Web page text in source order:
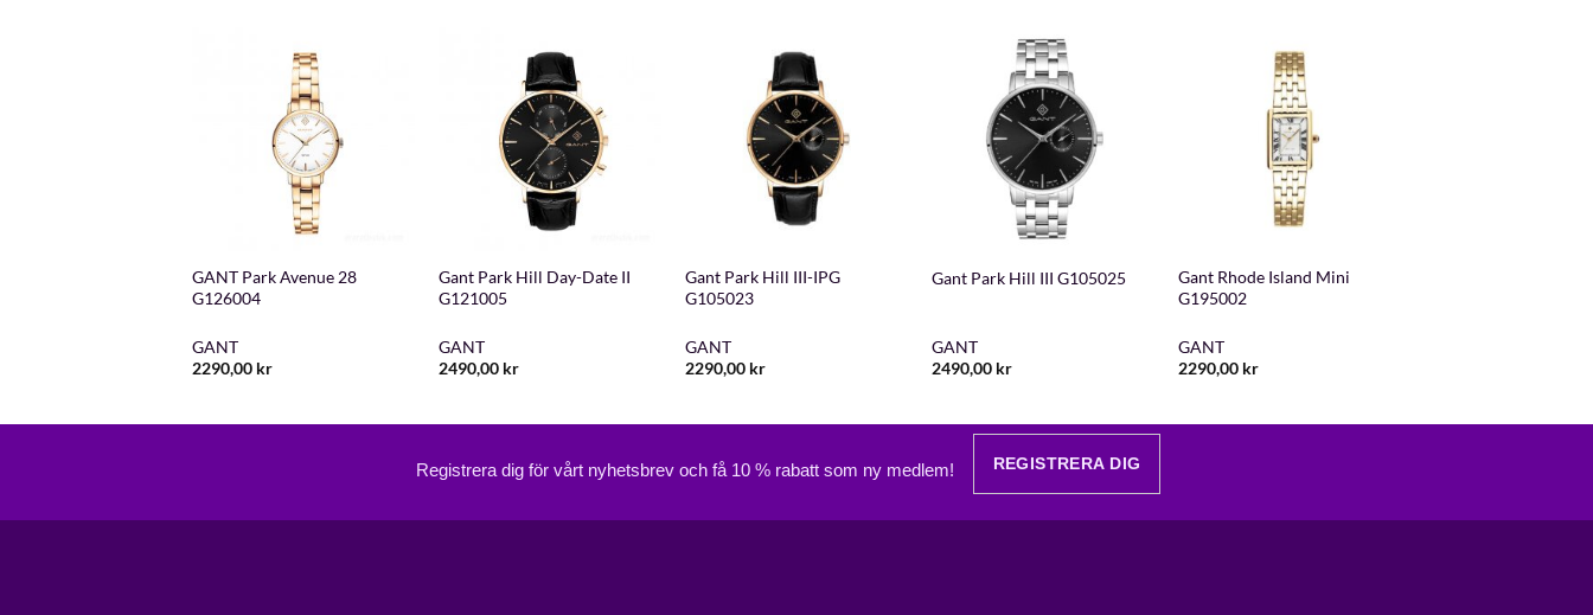
GANT Park Avenue 28
G126004
GANT
2290,00 kr
Gant Park Hill Day-Date II
G121005
GANT
2490,00 kr
Gant Park Hill III-IPG
G105023
GANT
2290,00 kr
Gant Park Hill III G105025
GANT
2490,00 kr
Gant Rhode Island Mini
G195002
GANT
2290,00 kr
Registrera dig för vårt nyhetsbrev och få 10 % rabatt som ny medlem! REGISTRERA DIG